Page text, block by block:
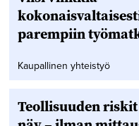
parempiin
Kaupallinen yhteistyö
Teollisuuden